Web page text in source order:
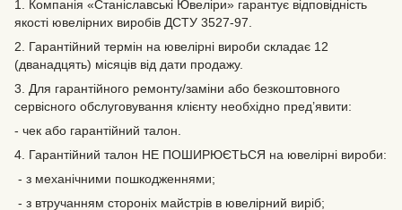
1. Компанія «Станіславські Ювеліри» гарантує відповідність
якості ювелірних виробів ДСТУ 3527-97.
2. Гарантійний термін на ювелірні вироби складає 12
(дванадцять) місяців від дати продажу.
3. Для гарантійного ремонту/заміни або безкоштовного
сервісного обслуговування клієнту необхідно пред’явити:
- чек або гарантійний талон.
4. Гарантійний талон НЕ ПОШИРЮЄТЬСЯ на ювелірні вироби:
- з механічними пошкодженнями;
- з втручанням стороніх майстрів в ювелірний виріб;